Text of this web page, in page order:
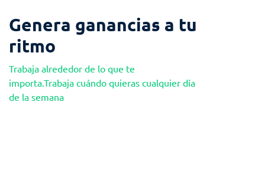
Genera ganancias a tu
ritmo
Trabaja alrededor de lo que te
importa.Trabaja cuándo quieras cualquier día
de la semana